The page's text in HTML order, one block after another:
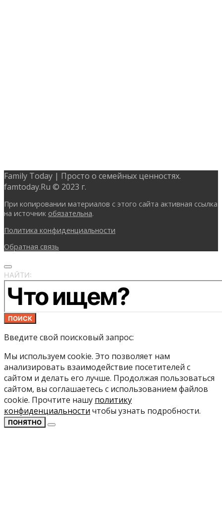
Family Today | Просто о семейных ценностях.
famtoday.Ru © 2023 г.
При копировании материалов с этого сайта активная ссылка
на источник обязательна.
Политика конфиденциальности
Обратная связь
НАЙТИ:
ПОИСК
Введите свой поисковый запрос:
Мы используем cookie. Это позволяет нам
анализировать взаимодействие посетителей с
сайтом и делать его лучше. Продолжая пользоваться
сайтом, вы соглашаетесь с использованием файлов
cookie. Прочтите нашу политику
конфиденциальности чтобы узнать подробности.
ПОНЯТНО